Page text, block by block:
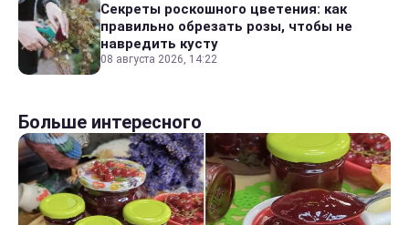
Секреты роскошного цветения: как
правильно обрезать розы, чтобы не
навредить кусту
08 августа 2026, 14:22
Больше интересного